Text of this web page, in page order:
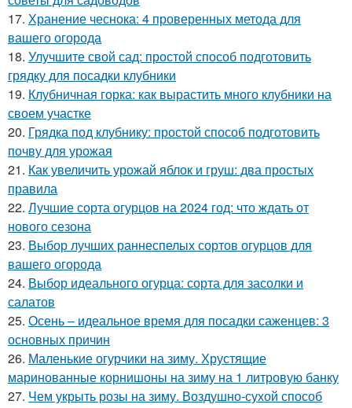
17. Хранение чеснока: 4 проверенных метода для
вашего огорода
18. Улучшите свой сад: простой способ подготовить
грядку для посадки клубники
19. Клубничная горка: как вырастить много клубники на
своем участке
20. Грядка под клубнику: простой способ подготовить
почву для урожая
21. Как увеличить урожай яблок и груш: два простых
правила
22. Лучшие сорта огурцов на 2024 год: что ждать от
нового сезона
23. Выбор лучших раннеспелых сортов огурцов для
вашего огорода
24. Выбор идеального огурца: сорта для засолки и
салатов
25. Осень – идеальное время для посадки саженцев: 3
основных причин
26. Маленькие огурчики на зиму. Хрустящие
маринованные корнишоны на зиму на 1 литровую банку
27. Чем укрыть розы на зиму. Воздушно-сухой способ